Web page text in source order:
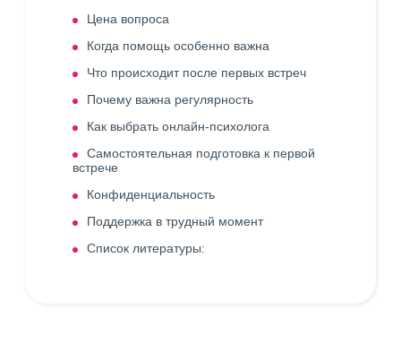
Цена вопроса
Когда помощь особенно важна
Что происходит после первых встреч
Почему важна регулярность
Как выбрать онлайн-психолога
Самостоятельная подготовка к первой
встрече
Конфиденциальность
Поддержка в трудный момент
Список литературы: